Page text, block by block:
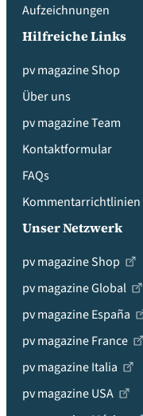
Aufzeichnungen
Hilfreiche Links
pv magazine Shop
Über uns
pv magazine Team
Kontaktformular
FAQs
Kommentarrichtlinien
Unser Netzwerk
pv magazine Shop
pv magazine Global
pv magazine España
pv magazine France
pv magazine Italia
pv magazine USA